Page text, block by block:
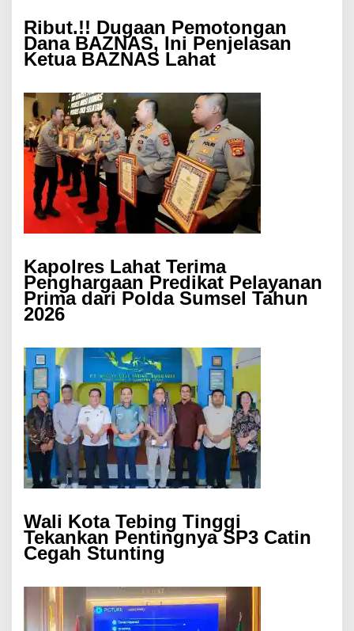
Ribut.!! Dugaan Pemotongan
Dana BAZNAS, Ini Penjelasan
Ketua BAZNAS Lahat
Kapolres Lahat Terima
Penghargaan Predikat Pelayanan
Prima dari Polda Sumsel Tahun
2026
Wali Kota Tebing Tinggi
Tekankan Pentingnya SP3 Catin
Cegah Stunting